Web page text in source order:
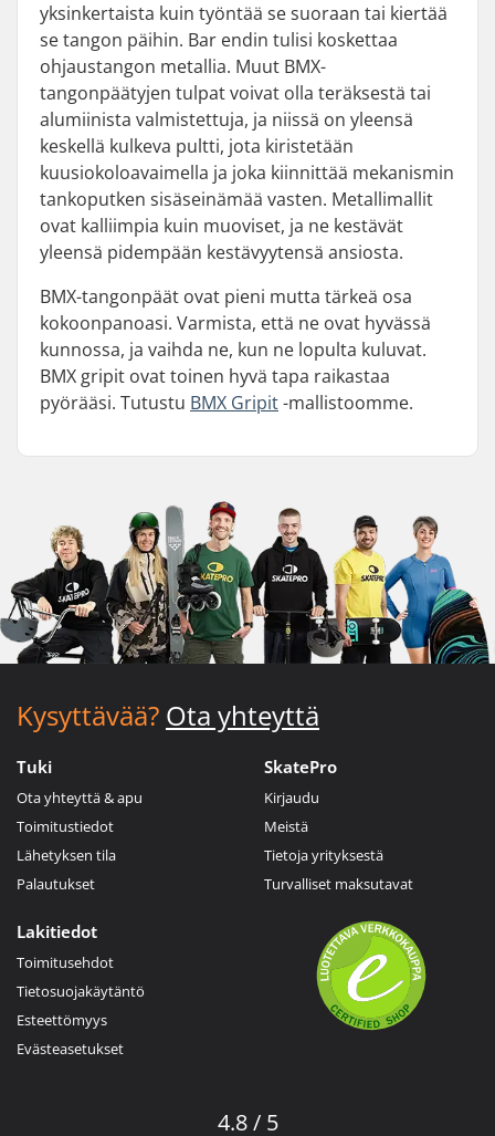
yksinkertaista kuin työntää se suoraan tai kiertää
se tangon päihin. Bar endin tulisi koskettaa
ohjaustangon metallia. Muut BMX-
tangonpäätyjen tulpat voivat olla teräksestä tai
alumiinista valmistettuja, ja niissä on yleensä
keskellä kulkeva pultti, jota kiristetään
kuusiokoloavaimella ja joka kiinnittää mekanismin
tankoputken sisäseinämää vasten. Metallimallit
ovat kalliimpia kuin muoviset, ja ne kestävät
yleensä pidempään kestävyytensä ansiosta.
BMX-tangonpäät ovat pieni mutta tärkeä osa
kokoonpanoasi. Varmista, että ne ovat hyvässä
kunnossa, ja vaihda ne, kun ne lopulta kuluvat.
BMX gripit ovat toinen hyvä tapa raikastaa
pyörääsi. Tutustu BMX Gripit-mallistoomme.
Kysyttävää? Ota yhteyttä
Tuki
Ota yhteyttä & apu
Toimitustiedot
Lähetyksen tila
Palautukset
SkatePro
Kirjaudu
Meistä
Tietoja yrityksestä
Turvalliset maksutavat
Lakitiedot
Toimitusehdot
Tietosuojakäytäntö
Esteettömyys
Evästeasetukset
4.8 / 5